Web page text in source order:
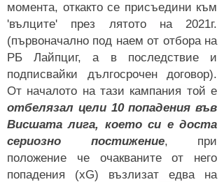
момента, откакто се присъедини към
'вълците' през лятото на 2021г.
(първоначално под наем от отбора на
РБ Лайпциг, а в последствие и
подписвайки дългосрочен договор).
От началото на тази кампания той е
отбелязал цели 10 попадения във
Висшата лига, което си е доста
сериозно постижение, при
положение че очакваните от него
попадения (хG) възлизат едва на